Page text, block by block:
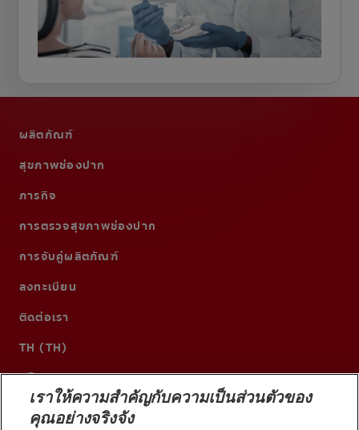
ผลิตภัณฑ์
สุขภาพช่องปาก
ภารกิจ
การตรวจสุขภาพช่องปาก
การจับคู่ผลิตภัณฑ์
ลงทะเบียน
ติดต่อเรา
TH (TH)
เราให้ความสำคัญกับความเป็นส่วนตัวของ
คุณอย่างจริงจัง